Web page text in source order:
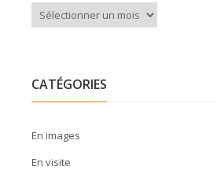
Archives
CATÉGORIES
En images
En visite